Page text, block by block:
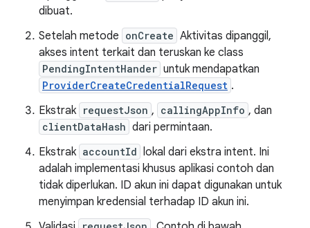
dibuat.
Setelah metode onCreate Aktivitas dipanggil,
akses intent terkait dan teruskan ke class
PendingIntentHander untuk mendapatkan
ProviderCreateCredentialRequest .
Ekstrak requestJson , callingAppInfo , dan
clientDataHash dari permintaan.
Ekstrak accountId lokal dari ekstra intent. Ini
adalah implementasi khusus aplikasi contoh dan
tidak diperlukan. ID akun ini dapat digunakan untuk
menyimpan kredensial terhadap ID akun ini.